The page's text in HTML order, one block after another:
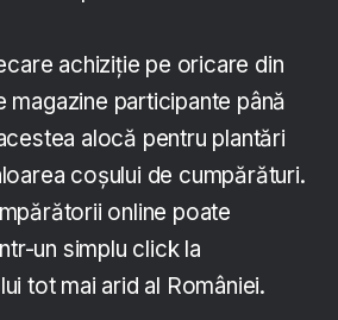
achiziție pe oricare din
magazine participante până
alocă pentru plantări
coșului de cumpărături.
online poate
un simplu click la
tot mai arid al României.